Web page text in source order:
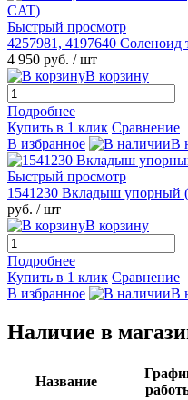
Быстрый просмотр
4257981, 4197640 Соленоид
4 950 руб. / шт
В корзину
Подробнее
Купить в 1 клик Сравнение
В избранное
В
Быстрый просмотр
1541230 Вкладыш упорный
руб. / шт
В корзину
Подробнее
Купить в 1 клик Сравнение
В избранное
В
Наличие в
Название